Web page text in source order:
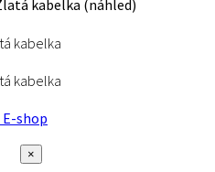
kabelka
kabelka
shop
×